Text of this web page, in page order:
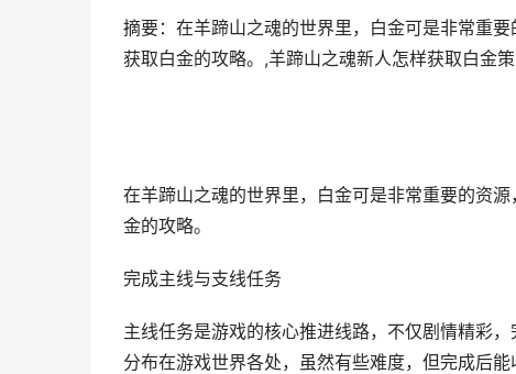
摘要：在羊蹄山之魂的世界里，白金可是非常重
获取白金的攻略。,羊蹄山之魂新人怎样获取白金
在羊蹄山之魂的世界里，白金可是非常重要的资
金的攻略。
完成主线与支线任务
主线任务是游戏的核心推进线路，不仅剧情精彩
分布在游戏世界各处，虽然有些难度，但完成后